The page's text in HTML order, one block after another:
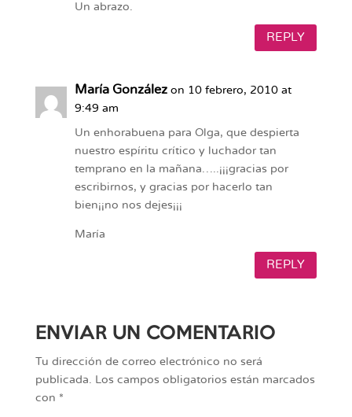
Un abrazo.
REPLY
María González on 10 febrero, 2010 at
9:49 am
Un enhorabuena para Olga, que despierta
nuestro espíritu crítico y luchador tan
temprano en la mañana…..¡¡¡gracias por
escribirnos, y gracias por hacerlo tan
bien¡¡no nos dejes¡¡¡
María
REPLY
ENVIAR UN COMENTARIO
Tu dirección de correo electrónico no será
publicada.
Los campos obligatorios están marcados
con *